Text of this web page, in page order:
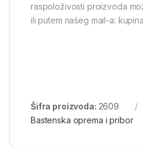
raspoloživosti proizvoda
ili putem našeg mail-a:
Šifra proizvoda: 2609
Bastenska oprema i pribor